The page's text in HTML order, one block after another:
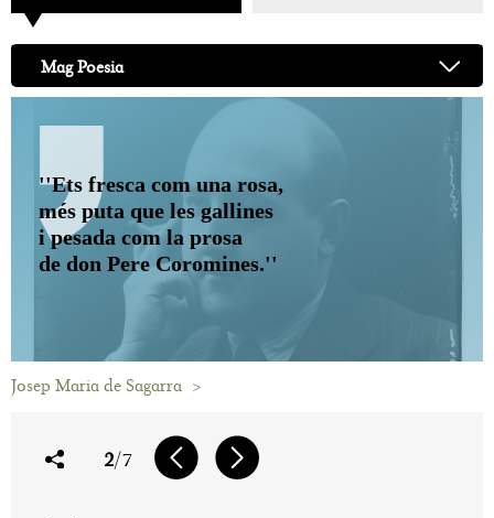
Mag Poesia
''Ets fresca com una rosa,
més puta que les gallines
i pesada com la prosa
de don Pere Coromines.''
Josep Maria de Sagarra >
2/7